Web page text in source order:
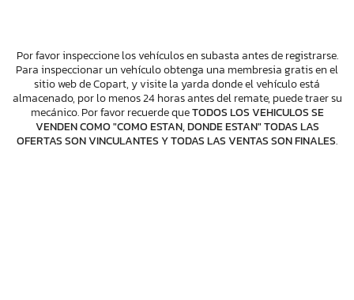
Por favor inspeccione los vehículos en subasta antes de registrarse.
Para inspeccionar un vehículo obtenga una membresia gratis en el
sitio web de Copart, y visite la yarda donde el vehículo está
almacenado, por lo menos 24 horas antes del remate, puede traer su
mecánico. Por favor recuerde queTODOS LOS VEHICULOS SE
VENDEN COMO "COMO ESTAN, DONDE ESTAN" TODAS LAS
OFERTAS SON VINCULANTES Y TODAS LAS VENTAS SON FINALES.